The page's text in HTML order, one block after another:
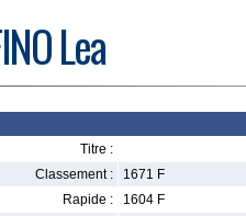
Lea
Titre :
Classement :
1671 F
Rapide :
1604 F